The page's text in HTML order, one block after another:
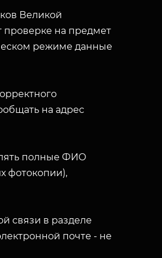
Великой
на предмет
режиме данные
на адрес
полные ФИО
фотокопии),
связи в разделе
почте - не